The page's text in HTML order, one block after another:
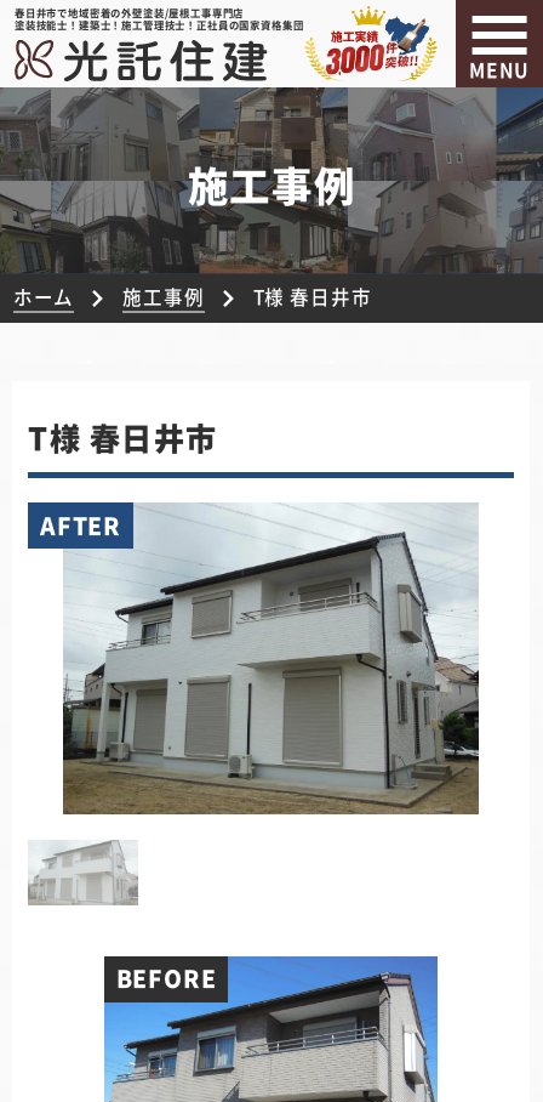
春日井市で地域密着の外壁塗装/屋根工事専門店
塗装技能士！建築士！施工管理技士！正社員の国家資格集団
MENU
施工事例
ホーム 施工事例 T様 春日井市
T様 春日井市